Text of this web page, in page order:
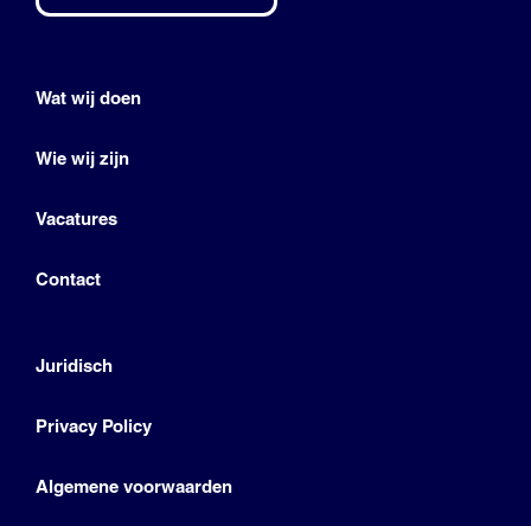
Wat wij doen
Wie wij zijn
Vacatures
Contact
Juridisch
Privacy Policy
Algemene voorwaarden